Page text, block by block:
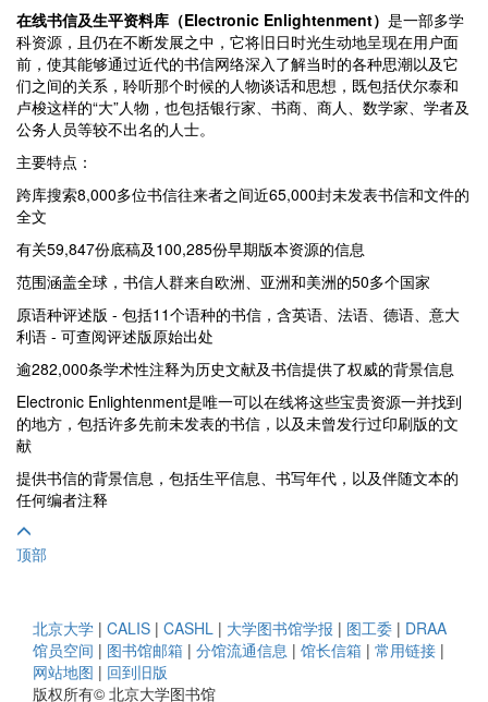
在线书信及生平资料库（Electronic Enlightenment） 是一部多学
科资源，且仍在不断发展之中，它将旧日时光生动地呈现在用户面
前，使其能够通过近代的书信网络深入了解当时的各种思潮以及它
们之间的关系，聆听那个时候的人物谈话和思想，既包括伏尔泰和
卢梭这样的“大”人物，也包括银行家、书商、商人、数学家、学者及
公务人员等较不出名的人士。
主要特点：
跨库搜索8,000多位书信往来者之间近65,000封未发表书信和文件的
全文
有关59,847份底稿及100,285份早期版本资源的信息
范围涵盖全球，书信人群来自欧洲、亚洲和美洲的50多个国家
原语种评述版 - 包括11个语种的书信，含英语、法语、德语、意大
利语 - 可查阅评述版原始出处
逾282,000条学术性注释为历史文献及书信提供了权威的背景信息
Electronic Enlightenment是唯一可以在线将这些宝贵资源一并找到
的地方，包括许多先前未发表的书信，以及未曾发行过印刷版的文
献
提供书信的背景信息，包括生平信息、书写年代，以及伴随文本的
任何编者注释
顶部
北京大学 | CALIS | CASHL | 大学图书馆学报 | 图工委 | DRAA
馆员空间 | 图书馆邮箱 | 分馆流通信息 | 馆长信箱 | 常用链接 |
网站地图 | 回到旧版
版权所有© 北京大学图书馆